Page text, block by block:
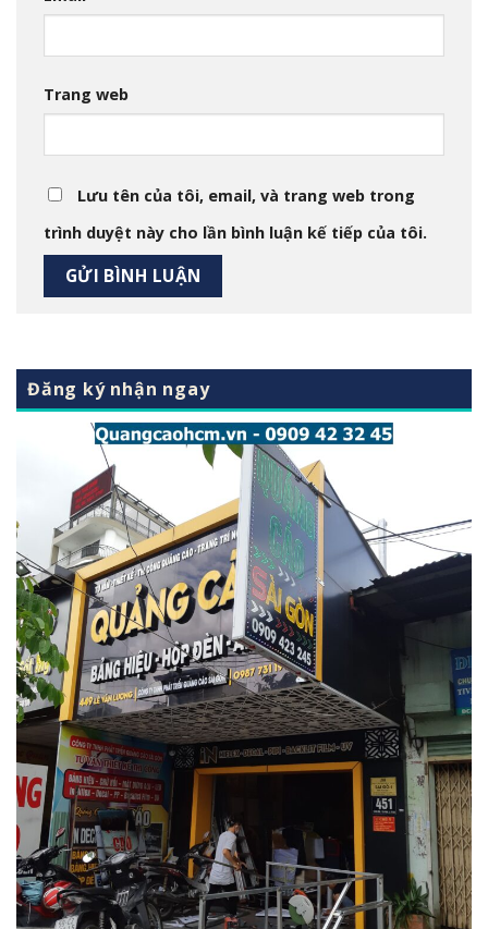
Trang web
Lưu tên của tôi, email, và trang web trong
trình duyệt này cho lần bình luận kế tiếp của tôi.
Đăng ký nhận ngay